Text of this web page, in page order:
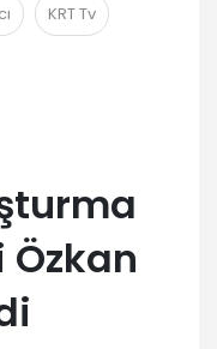
KRT Tv